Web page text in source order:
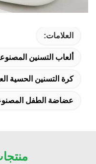
العلامات:
ألعاب التسنين
كرة التسنين الحسية
عضاضة الطفل